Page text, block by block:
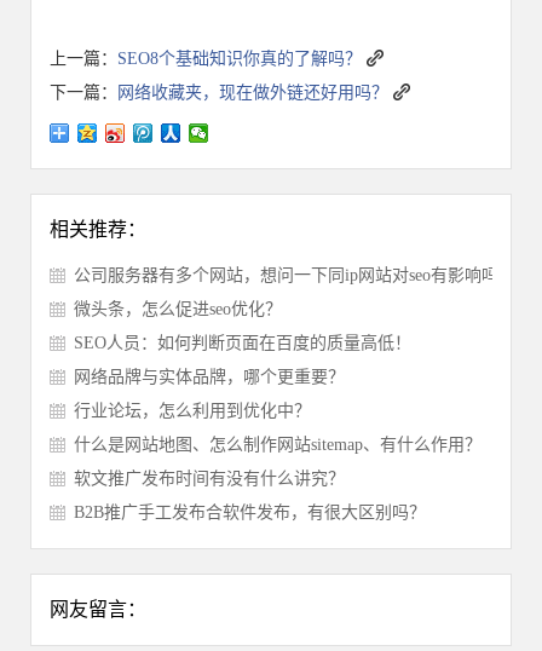
上一篇： SEO8个基础知识你真的了解吗？
下一篇：
网络收藏夹，现在做外链还好用吗？
相关推荐：
公司服务器有多个网站，想问一下同ip网站对seo有影响吗？
微头条，怎么促进seo优化？
SEO人员：如何判断页面在百度的质量高低！
网络品牌与实体品牌，哪个更重要？
行业论坛，怎么利用到优化中？
什么是网站地图、怎么制作网站sitemap、有什么作用？
软文推广发布时间有没有什么讲究？
B2B推广手工发布合软件发布，有很大区别吗？
网友留言：